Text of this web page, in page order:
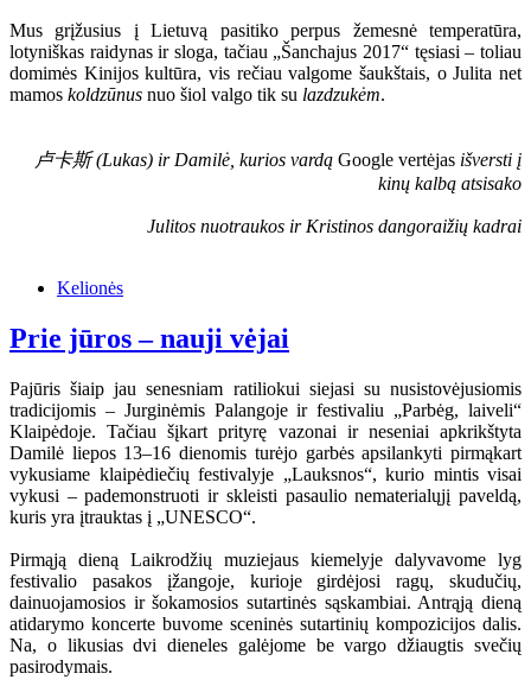
Mus grįžusius į Lietuvą pasitiko perpus žemesnė temperatūra,
lotyniškas raidynas ir sloga, tačiau „Šanchajus 2017“ tęsiasi – toliau
domimės Kinijos kultūra, vis rečiau valgome šaukštais, o Julita net
mamos koldzūnus nuo šiol valgo tik su lazdzukėm.
卢卡斯 (Lukas) ir Damilė, kurios vardą Google vertėjas išversti į
kinų kalbą atsisako
Julitos nuotraukos ir Kristinos dangoraižių kadrai
Kelionės
Prie jūros – nauji vėjai
Pajūris šiaip jau senesniam ratiliokui siejasi su nusistovėjusiomis
tradicijomis – Jurginėmis Palangoje ir festivaliu „Parbėg, laiveli“
Klaipėdoje. Tačiau šįkart prityrę vazonai ir neseniai apkrikštyta
Damilė liepos 13–16 dienomis turėjo garbės apsilankyti pirmąkart
vykusiame klaipėdiečių festivalyje „Lauksnos“, kurio mintis visai
vykusi – pademonstruoti ir skleisti pasaulio nematerialųjį paveldą,
kuris yra įtrauktas į „UNESCO“.
Pirmąją dieną Laikrodžių muziejaus kiemelyje dalyvavome lyg
festivalio pasakos įžangoje, kurioje girdėjosi ragų, skudučių,
dainuojamosios ir šokamosios sutartinės sąskambiai. Antrąją dieną
atidarymo koncerte buvome sceninės sutartinių kompozicijos dalis.
Na, o likusias dvi dieneles galėjome be vargo džiaugtis svečių
pasirodymais.